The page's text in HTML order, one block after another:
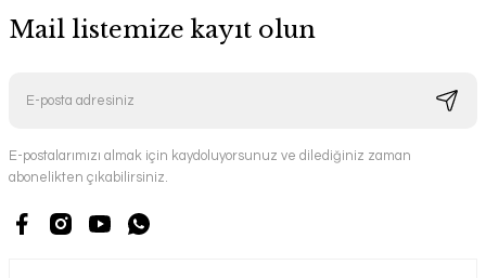
Mail listemize kayıt olun
E-postalarımızı almak için kaydoluyorsunuz ve dilediğiniz zaman
abonelikten çıkabilirsiniz.